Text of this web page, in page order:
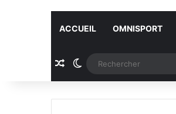
ACCUEIL OMNISPORT
Article Aléatoire
Switch skin